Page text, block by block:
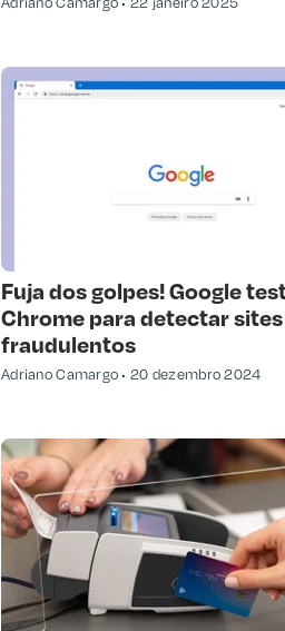
Fuja dos golpes! Google
Chrome para detectar sites
fraudulentos
Adriano Camargo 20 dezembro 2024